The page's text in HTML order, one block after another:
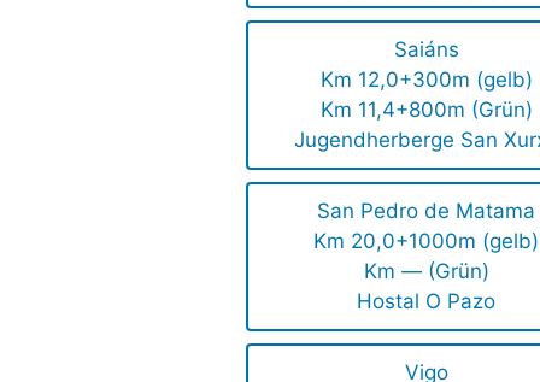
Saiáns
Km 12,0+300m (gelb)
Km 11,4+800m (Grün)
Jugendherberge San
San Pedro de Matama
Km 20,0+1000m (gelb)
Km — (Grün)
Hostal O Pazo
Vigo